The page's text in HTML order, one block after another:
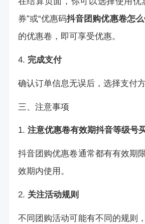
券”或“优惠码抖音团购优惠卷怎
的优惠卷，即可享受优惠。
4. 完成支付
确认订单信息无误后，选择支付
三、注意事项
1. 注意优惠卷有效期抖音等级号
抖音团购优惠卷通常都有有效期
效期内使用。
2. 关注活动规则
不同团购活动可能有不同的规则